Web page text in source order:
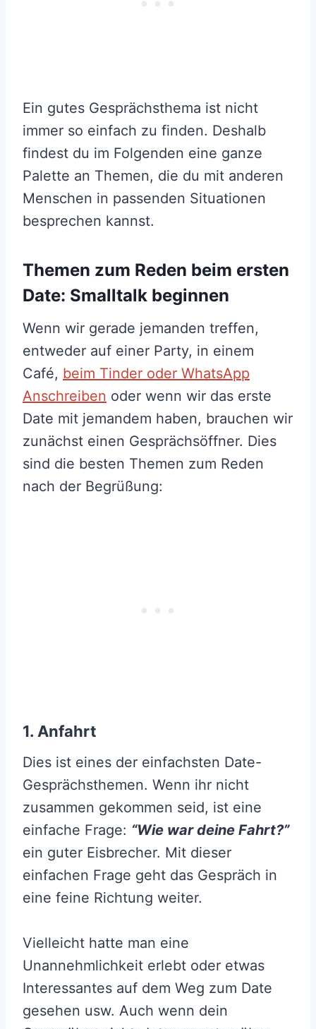
Ein gutes Gesprächsthema ist nicht
immer so einfach zu finden. Deshalb
findest du im Folgenden eine ganze
Palette an Themen, die du mit anderen
Menschen in passenden Situationen
besprechen kannst.
Themen zum Reden beim ersten
Date: Smalltalk beginnen
Wenn wir gerade jemanden treffen,
entweder auf einer Party, in einem
Café, beim Tinder oder WhatsApp
Anschreiben oder wenn wir das erste
Date mit jemandem haben, brauchen wir
zunächst einen Gesprächsöffner. Dies
sind die besten Themen zum Reden
nach der Begrüßung:
1. Anfahrt
Dies ist eines der einfachsten Date-
Gesprächsthemen. Wenn ihr nicht
zusammen gekommen seid, ist eine
einfache Frage: “Wie war deine Fahrt?”
ein guter Eisbrecher. Mit dieser
einfachen Frage geht das Gespräch in
eine feine Richtung weiter.
Vielleicht hatte man eine
Unannehmlichkeit erlebt oder etwas
Interessantes auf dem Weg zum Date
gesehen usw. Auch wenn dein